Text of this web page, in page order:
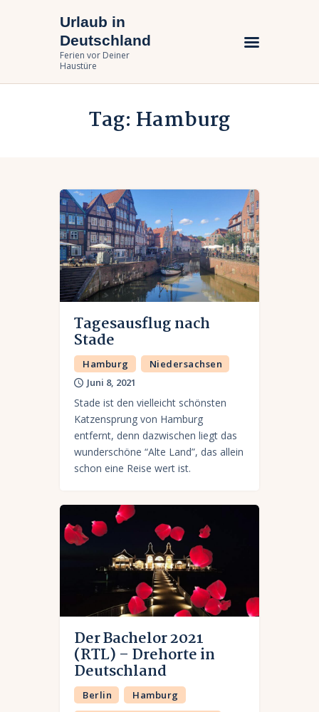
Urlaub in
Deutschland
Ferien vor Deiner
Haustüre
Tag: Hamburg
Urlaub in Deutschland
Ferien vor Deiner Haustüre
Urlaub zuhause
Bundesländer
Tagesausflug nach
Stade
Hamburg
Niedersachsen
Juni 8, 2021
Stade ist den vielleicht schönsten
Katzensprung von Hamburg
entfernt, denn dazwischen liegt das
wunderschöne “Alte Land”, das allein
schon eine Reise wert ist.
Der Bachelor 2021
(RTL) – Drehorte in
Deutschland
Berlin
Hamburg